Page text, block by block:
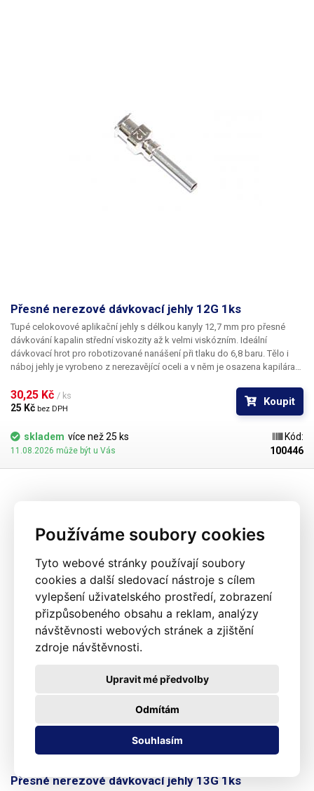
Používáme soubory cookies
Tyto webové stránky používají soubory
cookies a další sledovací nástroje s cílem
vylepšení uživatelského prostředí, zobrazení
přizpůsobeného obsahu a reklam, analýzy
návštěvnosti webových stránek a zjištění
zdroje návštěvnosti.
Souhlasím
Odmítám
Upravit mé předvolby
Přesné nerezové dávkovací jehly 12G 1ks
Tupé celokovové aplikační jehly s délkou kanyly 12,7 mm pro přesné
dávkování kapalin střední viskozity až k velmi viskózním. Ideální
dávkovací hrot pro robotizované nanášení při tlaku do 6,8 baru. Tělo i
náboj jehly je vyrobeno z nerezavějící oceli a v něm je osazena kapilára
povrchu a přesné dodržení vnitřních průměrů jehly a proto je povrch
kapiláry elektrolyticky leštěn.
30,25 Kč / ks
25 Kč bez DPH
Koupit
skladem více než 25 ks
11.08.2026 může být u Vás
Kód:
100446
Přesné nerezové dávkovací jehly 13G 1ks